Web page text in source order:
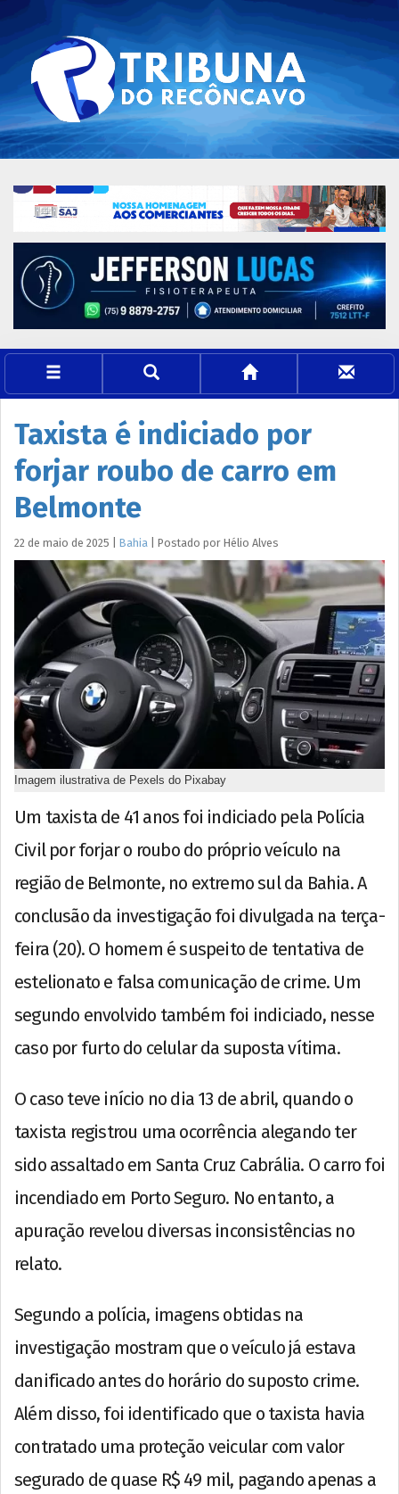
Taxista é indiciado por
forjar roubo de carro em
Belmonte
22 de maio de 2025 Bahia Postado por Hélio Alves
Imagem ilustrativa de Pexels do Pixabay
Um taxista de 41 anos foi indiciado pela Polícia
Civil por forjar o roubo do próprio veículo na
região de Belmonte, no extremo sul da Bahia. A
conclusão da investigação foi divulgada na terça-
feira (20). O homem é suspeito de tentativa de
estelionato e falsa comunicação de crime. Um
segundo envolvido também foi indiciado, nesse
caso por furto do celular da suposta vítima.
O caso teve início no dia 13 de abril, quando o
taxista registrou uma ocorrência alegando ter
sido assaltado em Santa Cruz Cabrália. O carro foi
incendiado em Porto Seguro. No entanto, a
apuração revelou diversas inconsistências no
relato.
Segundo a polícia, imagens obtidas na
investigação mostram que o veículo já estava
danificado antes do horário do suposto crime.
Além disso, foi identificado que o taxista havia
contratado uma proteção veicular com valor
segurado de quase R$ 49 mil, pagando apenas a